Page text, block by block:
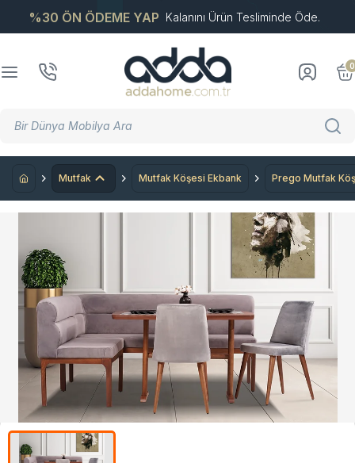
%30 ÖN ÖDEME YAP Kalanını Ürün Tesliminde Öde.
0
Mutfak Mutfak Köşesi Ekbank Prego Mutfak